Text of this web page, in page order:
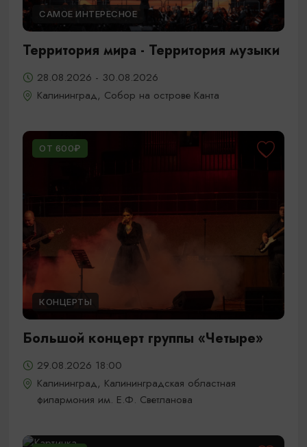
САМОЕ ИНТЕРЕСНОЕ
Территория мира - Территория музыки
28.08.2026 - 30.08.2026
Калининград, Собор на острове Канта
ОТ 600₽
КОНЦЕРТЫ
Большой концерт группы «Четыре»
29.08.2026 18:00
Калининград, Калининградская областная
филармония им. Е.Ф. Светланова